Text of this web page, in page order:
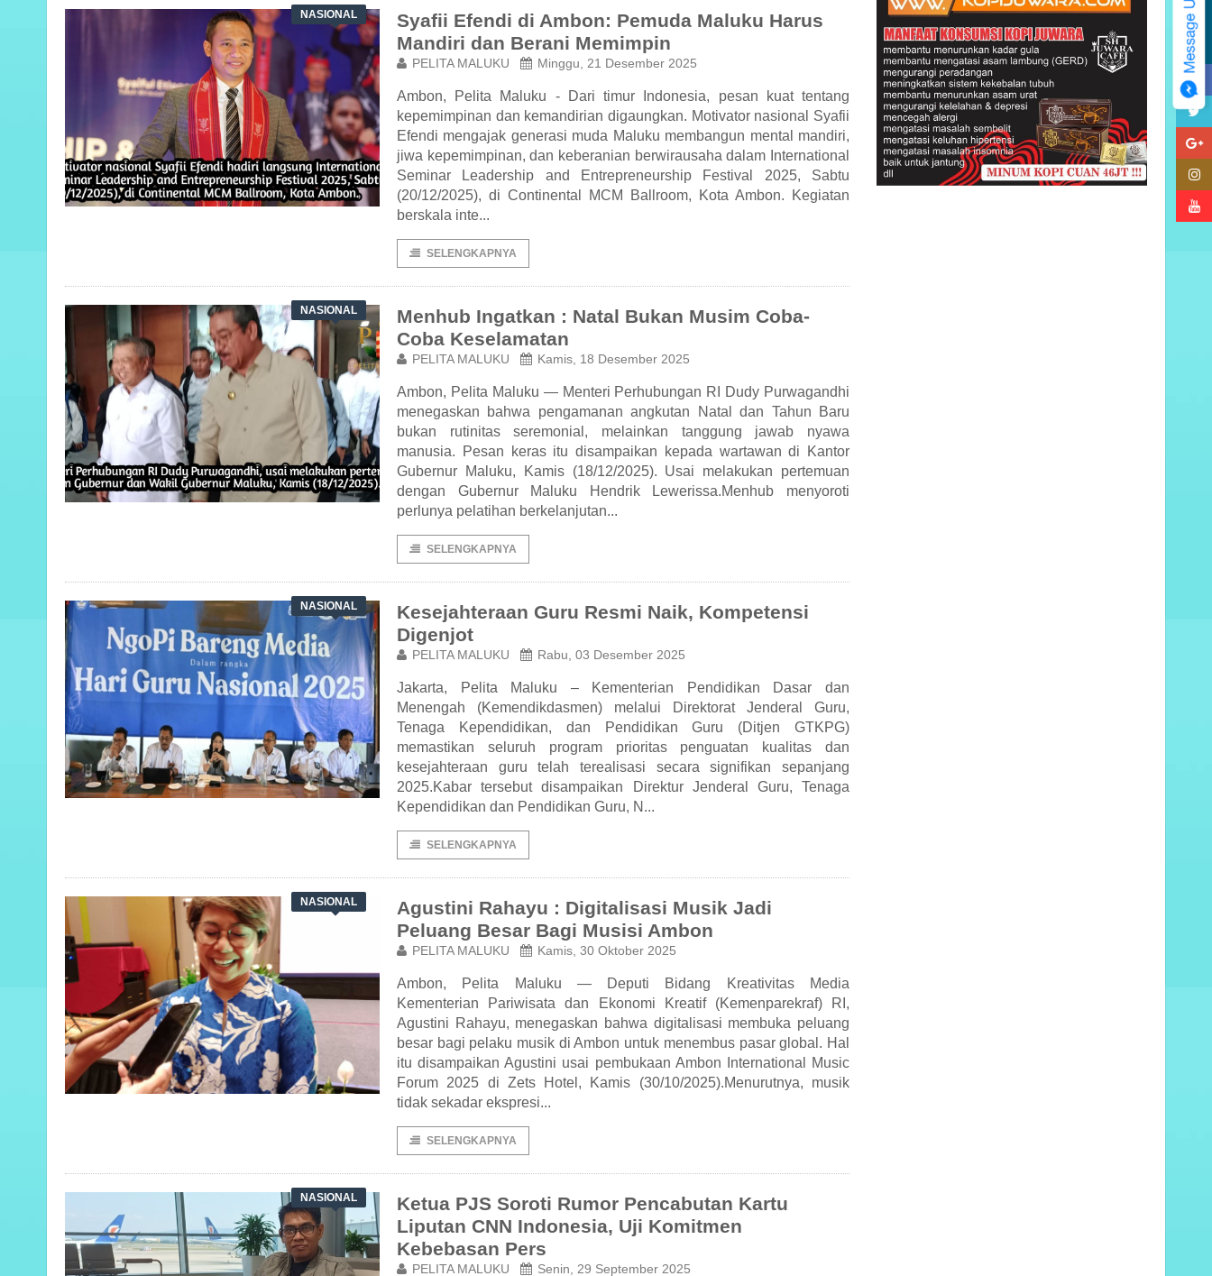
NASIONAL
Syafii Efendi di Ambon: Pemuda Maluku Harus
Mandiri dan Berani Memimpin
PELITA MALUKU Minggu, 21 Desember 2025
Ambon, Pelita Maluku - Dari timur Indonesia, pesan kuat tentang
kepemimpinan dan kemandirian digaungkan. Motivator nasional Syafii
Efendi mengajak generasi muda Maluku membangun mental mandiri,
jiwa kepemimpinan, dan keberanian berwirausaha dalam International
Seminar Leadership and Entrepreneurship Festival 2025, Sabtu
(20/12/2025), di Continental MCM Ballroom, Kota Ambon. Kegiatan
berskala inte...
SELENGKAPNYA
NASIONAL
Menhub Ingatkan : Natal Bukan Musim Coba-
Coba Keselamatan
PELITA MALUKU Kamis, 18 Desember 2025
Ambon, Pelita Maluku — Menteri Perhubungan RI Dudy Purwagandhi
menegaskan bahwa pengamanan angkutan Natal dan Tahun Baru
bukan rutinitas seremonial, melainkan tanggung jawab nyawa
manusia. Pesan keras itu disampaikan kepada wartawan di Kantor
Gubernur Maluku, Kamis (18/12/2025). Usai melakukan pertemuan
dengan Gubernur Maluku Hendrik Lewerissa.Menhub menyoroti
perlunya pelatihan berkelanjutan...
SELENGKAPNYA
NASIONAL
Kesejahteraan Guru Resmi Naik, Kompetensi
Digenjot
PELITA MALUKU Rabu, 03 Desember 2025
Jakarta, Pelita Maluku – Kementerian Pendidikan Dasar dan
Menengah (Kemendikdasmen) melalui Direktorat Jenderal Guru,
Tenaga Kependidikan, dan Pendidikan Guru (Ditjen GTKPG)
memastikan seluruh program prioritas penguatan kualitas dan
kesejahteraan guru telah terealisasi secara signifikan sepanjang
2025.Kabar tersebut disampaikan Direktur Jenderal Guru, Tenaga
Kependidikan dan Pendidikan Guru, N...
SELENGKAPNYA
NASIONAL
Agustini Rahayu : Digitalisasi Musik Jadi
Peluang Besar Bagi Musisi Ambon
PELITA MALUKU Kamis, 30 Oktober 2025
Ambon, Pelita Maluku — Deputi Bidang Kreativitas Media
Kementerian Pariwisata dan Ekonomi Kreatif (Kemenparekraf) RI,
Agustini Rahayu, menegaskan bahwa digitalisasi membuka peluang
besar bagi pelaku musik di Ambon untuk menembus pasar global. Hal
itu disampaikan Agustini usai pembukaan Ambon International Music
Forum 2025 di Zets Hotel, Kamis (30/10/2025).Menurutnya, musik
tidak sekadar ekspresi...
SELENGKAPNYA
NASIONAL
Ketua PJS Soroti Rumor Pencabutan Kartu
Liputan CNN Indonesia, Uji Komitmen
Kebebasan Pers
PELITA MALUKU Senin, 29 September 2025
Kategori